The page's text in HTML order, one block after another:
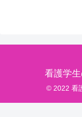
看護学
© 2022 看